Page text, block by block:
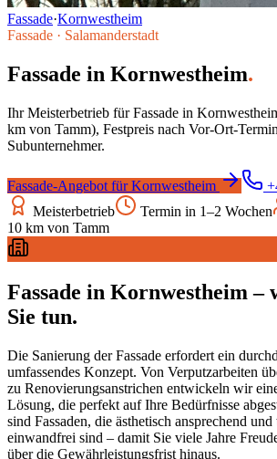
Fassade·Kornwestheim
Fassade · Salamanderstadt
Fassade in Kornwestheim.
Ihr Meisterbetrieb fürFassade in
km von Tamm), Festpreis nach Vor-Ort-
Subunternehmer.
Fassade-Angebot fürKornwestheim
Meisterbetrieb
Termin in 1–2 Wochen
10 km von Tamm
Fassade in Kornwestheim –
Sie tun.
Die Sanierung der Fassade erfordert ein
umfassendes Konzept. Von Verputzarbeiten
zu Renovierungsanstrichen entwickeln wir
Lösung, die perfekt auf Ihre Bedürfnisse
sind Fassaden, die ästhetisch ansprechend und
einwandfrei sind – damit Sie viele Jahre
über die Gewährleistungsfrist hinaus.